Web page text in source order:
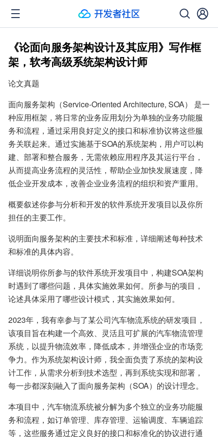
《论面向服务架构设计及其应用》写作框
架，软考高级系统架构设计师
论文真题
面向服务架构（Service-Oriented Architecture, SOA） 是一
种应用框架，将日常的业务应用划分为单独的业务功能服
务和流程，通过采用良好定义的接口和标准协议将这些服
务关联起来。通过实施基于SOA的系统架构，用户可以构
建、部署和整合服务，无需依赖应用程序及其运行平台，
从而提高业务流程的灵活性，帮助企业加快发展速度，降
低企业开发成本，改善企业业务流程的组织和资产重用。
概要叙述你参与分析和开发的软件系统开发项目以及你所
担任的主要工作。
说明面向服务架构的主要技术和标准，详细阐述每种技术
和标准的具体内容。
详细说明你所参与的软件系统开发项目中，构建SOA架构
时遇到了哪些问题，具体实施效果如何。所参与的项目，
论述具体采用了哪些设计模式，其实施效果如何。
2023年，我有幸参与了某公司汽车物流系统的研发项目，
该项目旨在构建一个高效、灵活且可扩展的汽车物流管理
系统，以提升物流效率，降低成本，并增强企业的市场竞
争力。作为系统架构设计师，我全面负责了系统的架构设
计工作，从需求分析到技术选型，再到系统实现和部署，
每一步都深刻融入了面向服务架构（SOA）的设计理念。
本项目中，汽车物流系统被分解为多个独立的业务功能服
务和流程，如订单管理、库存管理、运输调度、车辆追踪
等，这些服务通过定义良好的接口和标准化的协议进行通